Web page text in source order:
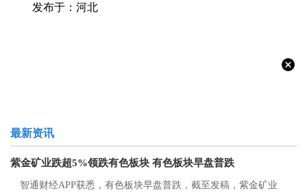
发布于：河北
最新资讯
紫金矿业跌超5%领跌有色板块 有色板块早盘普跌
智通财经APP获悉，有色板块早盘普跌，截至发稿，紫金矿业